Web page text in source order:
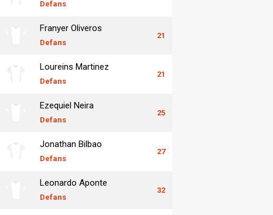
Defans
Franyer Oliveros
Defans
21
Loureins Martinez
Defans
21
Ezequiel Neira
Defans
25
Jonathan Bilbao
Defans
27
Leonardo Aponte
Defans
32